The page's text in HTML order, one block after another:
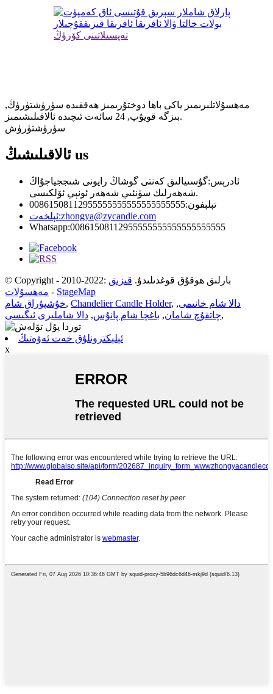
تەپسىلاتىنى كۆرۈڭ
مەھسۇلاتلىرىمىز ياكى باھا دوختۇرىمىز ھەققىدە سۈرۈشتۈرۈڭ,
بىزگە قويۇپ, 24 سائەت ئىچىدە ئالاقىلىشىمىز.
سۈرۈشتۈرۈش
ئالاقىلىشىڭ us
ئادرېس:گۇسىيالىق كەنتى گوشاڭ رايونى شىججياجۇاڭ
شەھەرلىك سۈنئىي شەھەر ئونېي ئۆلكىسى.
تېلېفون:00861508112955555555555555555555
ئېلخەت:zhongya@zycandle.com
Whatsapp:00861508112955555555555555555555
© Copyright - 2010-2022: بارلىق ھوقۇق قوغدىلىدۇ. قىزىق
مەھسۇلات - StageMap
خۇشپۇراق شام, Chandelier Candle Holder, دالا شام خانىمى,
چاتقۇچ شامان, باغچا شام پانۇس, دالا شاملىرى ئىگىسى ,
ئېلېكترونلۇق خەت ئەۋەتىڭ
x